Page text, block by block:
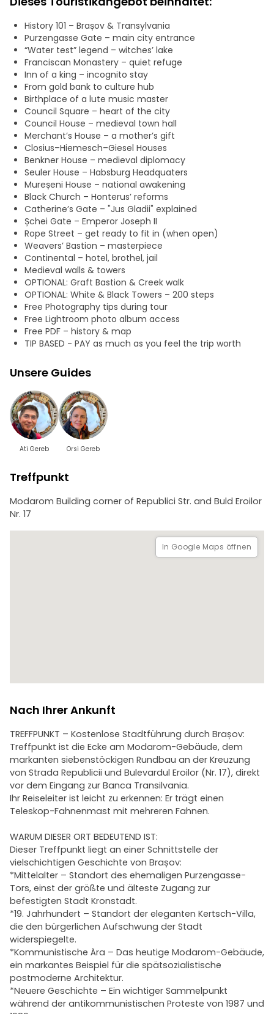
Wir lassen die vielfältigen Gemeinschaften lebendig
werden, die Brașov geprägt haben: Sachsen, Rumänen,
Ungarn sowie griechische und bulgarische Kaufleute, die zu
seinem Wohlstand und seiner kulturellen Identität
beigetragen haben.
Vom alten Stadttor aus schlendern wir in Richtung Rathaus
und der Patrizierhäuser und setzen unseren Weg zur
berühmten Schwarzen Kirche fort, um das religiöse und
architektonische Erbe zu erkunden. Bei einem Spaziergang
entlang der mittelalterlichen Stadtmauern, Tore, Bastionen
und Türme erfahren Sie die Geschichten hinter deren Bau
und Verteidigung.
Unsere Route führt über Kopfsteinpflasterstraßen und
malerische Wege, darunter auch Aussichtspunkte im Wald,
die sich ideal zum Fotografieren eignen. Außerdem geben
wir Ihnen Tipps zu den besten Motiven, damit Sie
unvergessliche Bilder festhalten können.
Dieses Erlebnis ist für kleine Gruppen konzipiert und
verbindet Geschichte, Legenden und Atmosphäre.
History 101 – Brașov & Transylvania
Purzengasse Gate – main city entrance
“Water test” legend – witches’ lake
Franciscan Monastery – quiet refuge
Inn of a king – incognito stay
From gold bank to culture hub
Birthplace of a lute music master
Council Square – heart of the city
Council House – medieval town hall
Merchant’s House – a mother’s gift
Closius–Hiemesch–Giesel Houses
Benkner House – medieval diplomacy
Seuler House – Habsburg Headquaters
Mureșeni House – national awakening
Black Church – Honterus’ reforms
Catherine’s Gate – "Jus Gladii" explained
Șchei Gate – Emperor Joseph II
Rope Street – get ready to fit in (when open)
Weavers’ Bastion – masterpiece
Continental – hotel, brothel, jail
Medieval walls & towers
OPTIONAL: Graft Bastion & Creek walk
OPTIONAL: White & Black Towers – 200 steps
Free Photography tips during tour
Free Lightroom photo album access
Free PDF – history & map
TIP BASED - PAY as much as you feel the trip worth
Unsere Guides
Ati Gereb Orsi Gereb
Treffpunkt
Modarom Building corner of Republici Str. and Buld Eroilor
Nr. 17
In Google Maps öffnen
Nach Ihrer Ankunft
TREFFPUNKT – Kostenlose Stadtführung durch Brașov:
Treffpunkt ist die Ecke am Modarom-Gebäude, dem
markanten siebenstöckigen Rundbau an der Kreuzung
von Strada Republicii und Bulevardul Eroilor (Nr. 17), direkt
vor dem Eingang zur Banca Transilvania.
Ihr Reiseleiter ist leicht zu erkennen: Er trägt einen
Teleskop-Fahnenmast mit mehreren Fahnen.
WARUM DIESER ORT BEDEUTEND IST:
Dieser Treffpunkt liegt an einer Schnittstelle der
vielschichtigen Geschichte von Brașov:
*Mittelalter – Standort des ehemaligen Purzengasse-
Tors, einst der größte und älteste Zugang zur
befestigten Stadt Kronstadt.
*19. Jahrhundert – Standort der eleganten Kertsch-Villa,
die den bürgerlichen Aufschwung der Stadt
widerspiegelte.
*Kommunistische Ära – Das heutige Modarom-Gebäude,
ein markantes Beispiel für die spätsozialistische
postmoderne Architektur.
*Neuere Geschichte – Ein wichtiger Sammelpunkt
während der antikommunistischen Proteste von 1987 und